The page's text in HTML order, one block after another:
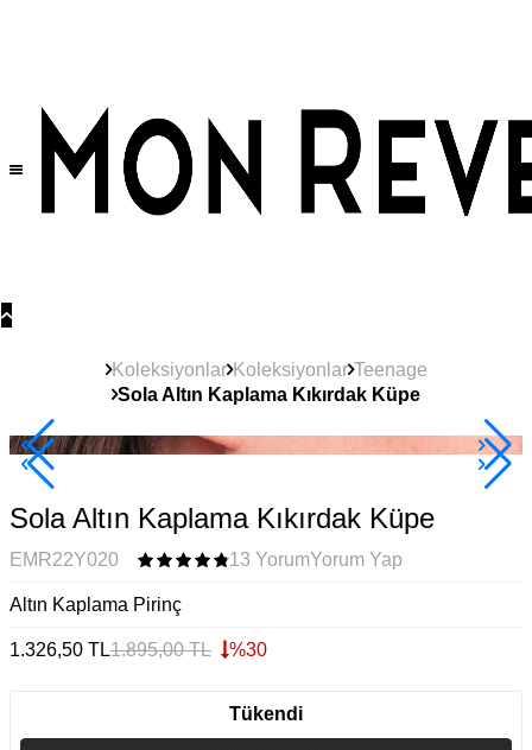
Koleksiyonlar Koleksiyonlar Teenage
Sola Altın Kaplama Kıkırdak Küpe
2+ Ürüne +%10
Sola Altın Kaplama Kıkırdak Küpe
EMR22Y020 13 YorumYorum Yap
Altın Kaplama Pirinç
1.326,50 TL1.895,00TL %30
Tükendi